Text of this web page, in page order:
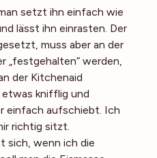
setzt ihn einfach wie
lässt ihn einrasten. Der
muss aber an der
„festgehalten“ werden,
der Kitchenaid
knifflig und
einfach aufschiebt. Ich
richtig sitzt.
sich, wenn ich die